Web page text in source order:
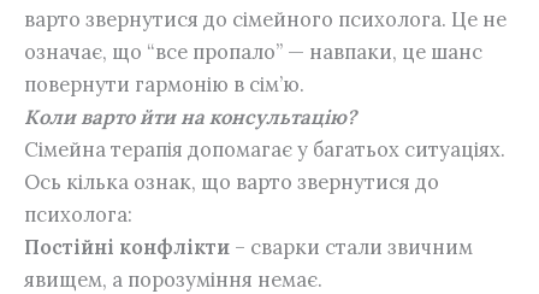
варто звернутися до сімейного психолога. Це не
означає, що “все пропало” — навпаки, це шанс
повернути гармонію в сім’ю.
Коли варто йти на консультацію?
Сімейна терапія допомагає у багатьох ситуаціях.
Ось кілька ознак, що варто звернутися до
психолога:
Постійні конфлікти – сварки стали звичним
явищем, а порозуміння немає.